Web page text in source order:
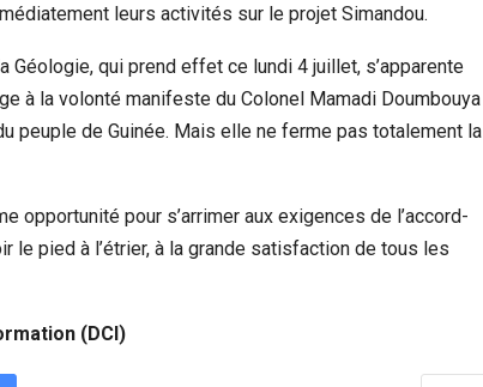
leurs activités sur le projet Simandou.
qui prend effet ce lundi 4 juillet, s’apparente
à la volonté manifeste du Colonel Mamadi Doumbouya
peuple de Guinée. Mais elle ne ferme pas totalement la
opportunité pour s’arrimer aux exigences de l’accord-
le pied à l’étrier, à la grande satisfaction de tous les
(DCI)